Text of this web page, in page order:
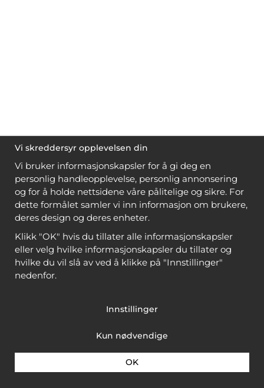
Vi skreddersyr opplevelsen din
Vi bruker informasjonskapsler for å gi deg en
personlig handleopplevelse, personlig annonsering
og for å holde nettsidene våre pålitelige og sikre. For
dette formålet samler vi inn informasjon om brukere,
deres design og deres enheter.
Klikk "OK" hvis du tillater alle informasjonskapsler
eller velg hvilke informasjonskapsler du tillater og
hvilke du vil slå av ved å klikke på "Innstillinger"
nedenfor.
Innstillinger
Kun nødvendige
OK